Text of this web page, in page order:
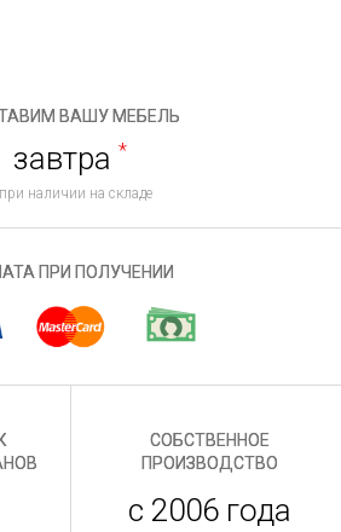
ВАШУ МЕБЕЛЬ
завтра *
наличии на складе
ПРИ ПОЛУЧЕНИИ
СОБСТВЕННОЕ
ПРОИЗВОДСТВО
с 2006 года